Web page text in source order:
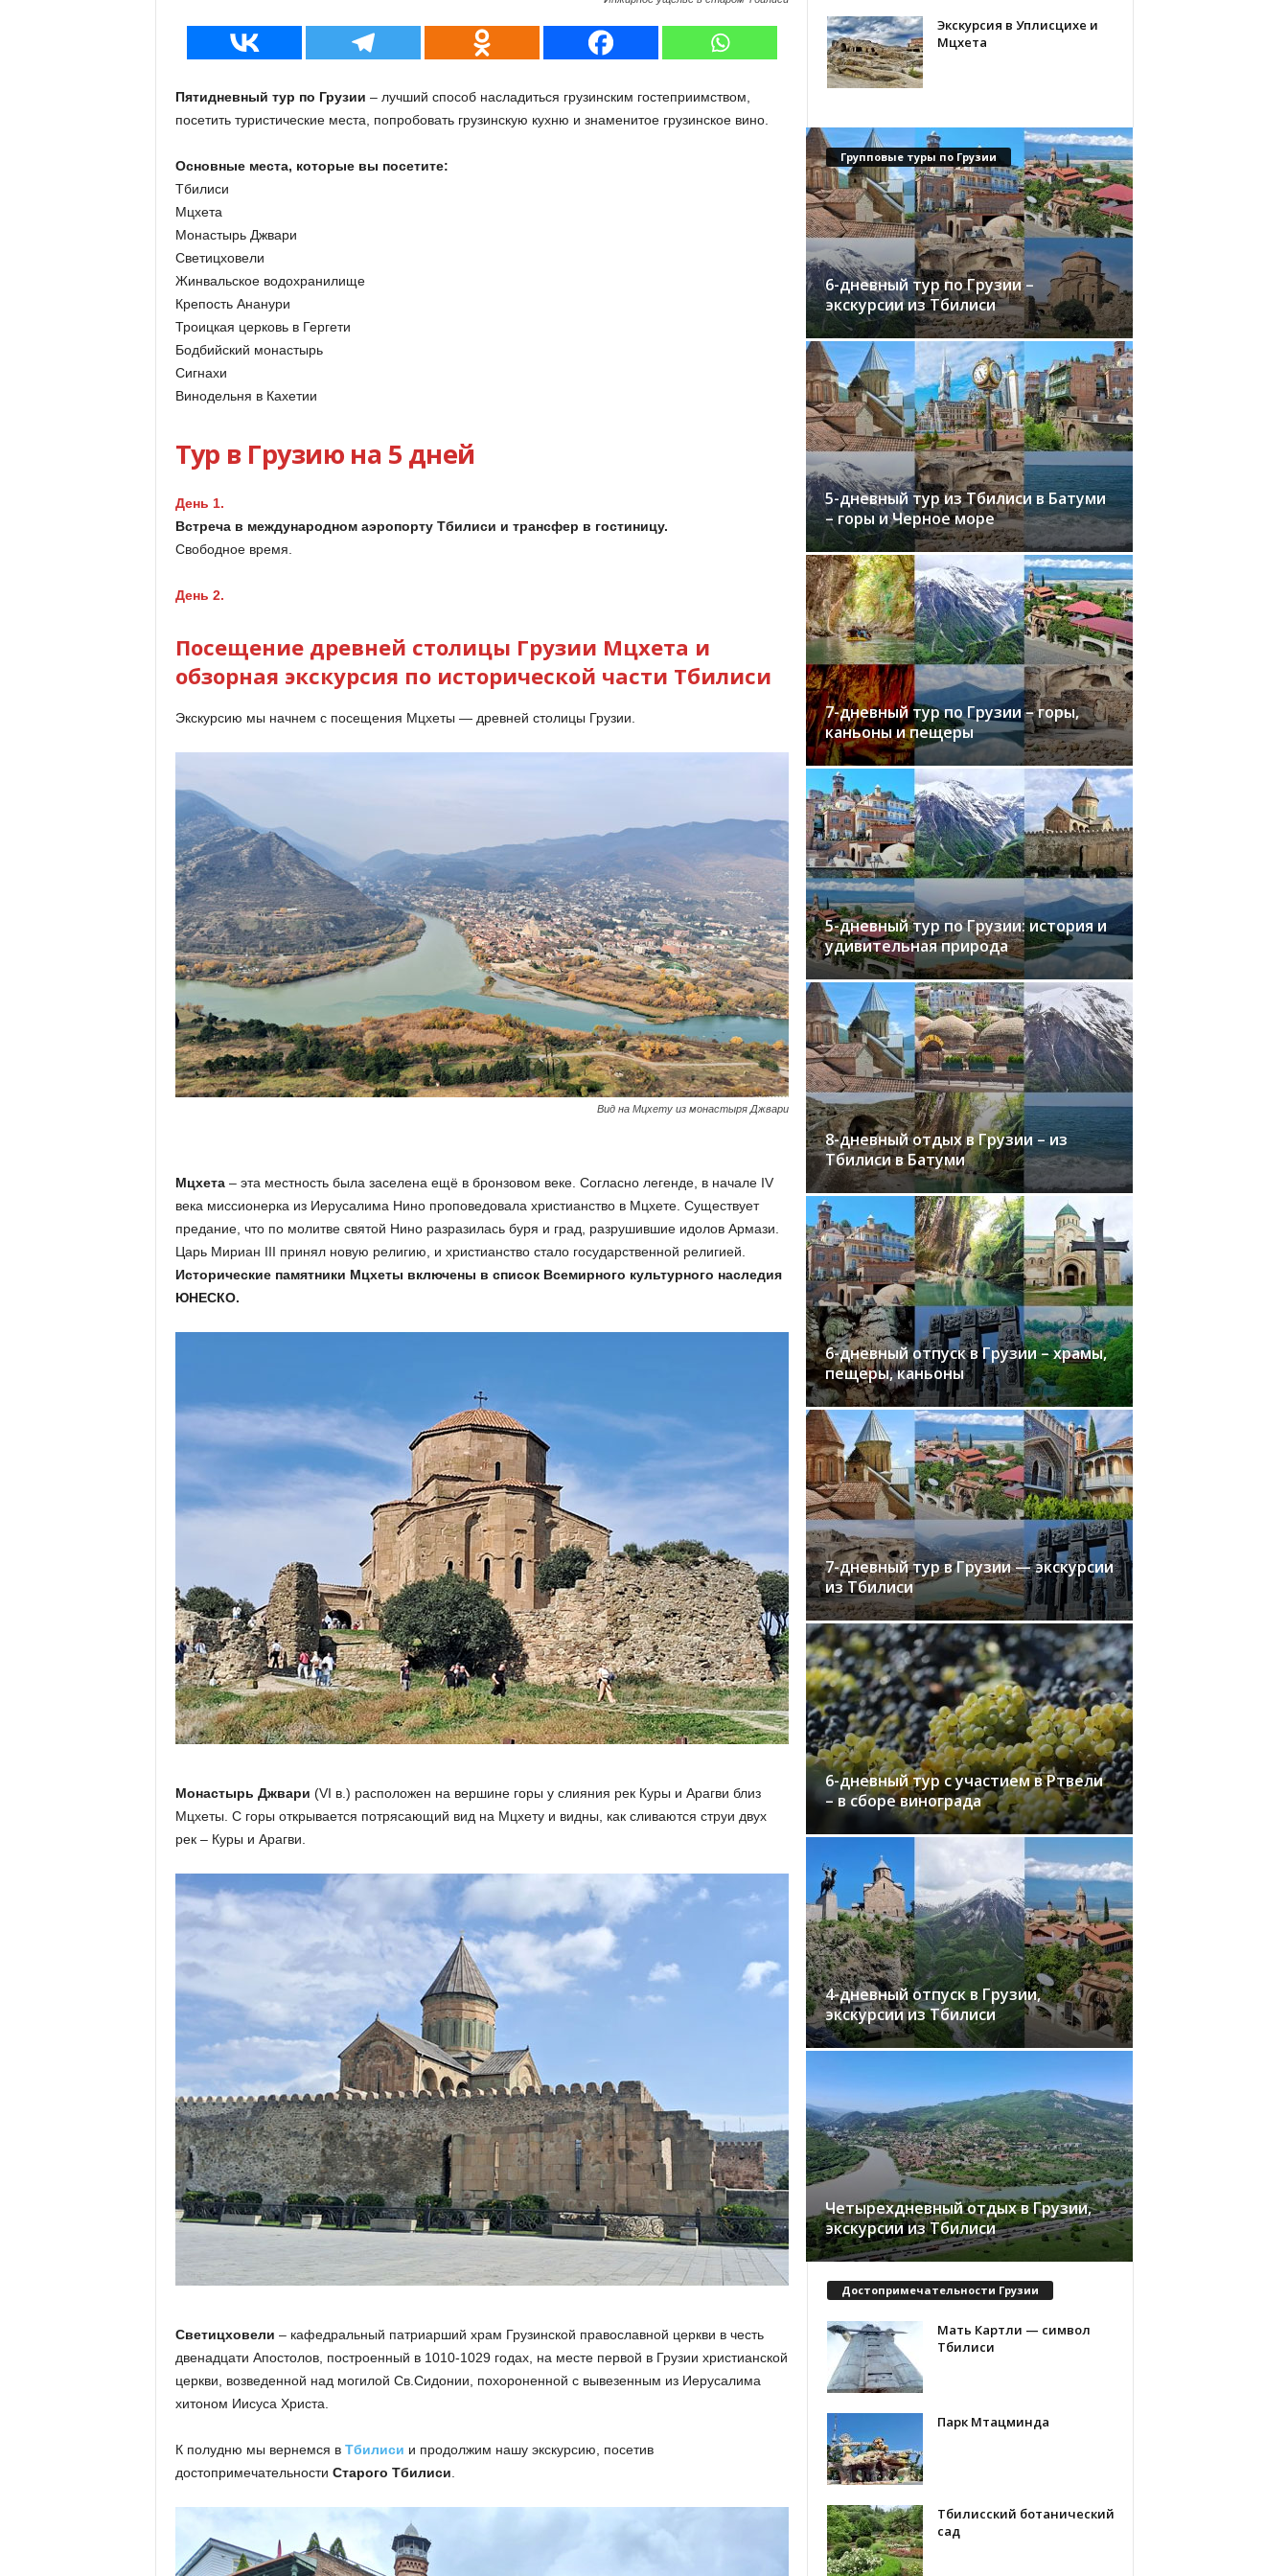
Пятидневный тур по Грузии – лучший способ насладиться грузинским гостеприимством,
посетить туристические места, попробовать грузинскую кухню и знаменитое грузинское вино.
Основные места, которые вы посетите:
Тбилиси
Мцхета
Монастырь Джвари
Светицховели
Жинвальское водохранилище
Крепость Ананури
Троицкая церковь в Гергети
Бодбийский монастырь
Сигнахи
Винодельня в Кахетии
Тур в Грузию на 5 дней
День 1.
Встреча в международном аэропорту Тбилиси и трансфер в гостиницу.
Свободное время.
День 2.
Посещение древней столицы Грузии Мцхета и
обзорная экскурсия по исторической части Тбилиси
Экскурсию мы начнем с посещения Мцхеты — древней столицы Грузии.
Вид на Мцхету из монастыря Джвари
Мцхета– эта местность была заселена ещё в бронзовом веке. Согласно легенде, в начале IV
века миссионерка из Иерусалима Нино проповедовала христианство в Мцхете. Существует
предание, что по молитве святой Нино разразилась буря и град, разрушившие идолов Армази.
Царь Мириан III принял новую религию, и христианство стало государственной религией.
Исторические памятники Мцхеты включены в список Всемирного культурного наследия
ЮНЕСКО.
Монастырь Джвари (VI в.) расположен на вершине горы у слияния рек Куры и Арагви близ
Мцхеты. С горы открывается потрясающий вид на Мцхету и видны, как сливаются струи двух
рек – Куры и Арагви.
Светицховели – кафедральный патриарший храм Грузинской православной церкви в честь
двенадцати Апостолов, построенный в 1010-1029 годах, на месте первой в Грузии христианской
церкви, возведенной над могилой Св.Сидонии, похороненной с вывезенным из Иерусалима
хитоном Иисуса Христа.
К полудню мы вернемся в Тбилиси и продолжим нашу экскурсию, посетив
достопримечательности Старого Тбилиси
Экскурсия в Уплисцихе и
Мцхета
Групповые туры по Грузии
6-дневный тур по Грузии –
экскурсии из Тбилиси
5-дневный тур из Тбилиси в Батуми
– горы и Черное море
7-дневный тур по Грузии – горы,
каньоны и пещеры
5-дневный тур по Грузии: история и
удивительная природа
8-дневный отдых в Грузии – из
Тбилиси в Батуми
6-дневный отпуск в Грузии – храмы,
пещеры, каньоны
7-дневный тур в Грузии — экскурсии
из Тбилиси
6-дневный тур с участием в Ртвели
– в сборе винограда
4-дневный отпуск в Грузии,
экскурсии из Тбилиси
Четырехдневный отдых в Грузии,
экскурсии из Тбилиси
Достопримечательности Грузии
Мать Картли — символ
Тбилиси
Парк Мтацминда
Тбилисский ботанический
сад